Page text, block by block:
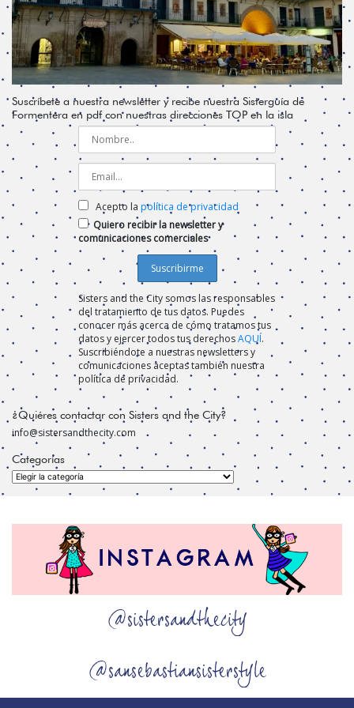
Suscríbete a nuestra newsletter y recibe nuestra Sisterguía de
Formentera en pdf con nuestras direcciones TOP en la isla
Acepto la política de privacidad
Quiero recibir la newsletter y
comunicaciones comerciales
Sisters and the City somos las responsables
del tratamiento de tus datos. Puedes
conocer más acerca de cómo tratamos tus
datos y ejercer todos tus derechosAQUÍ.
Suscribiéndote a nuestras newsletters y
comunicaciones aceptas también nuestra
política de privacidad.
¿Quiéres contactar con Sisters and the City?
info@sistersandthecity.com
Categorías
Categorías
@sistersandthecity
@sansebastiansisterstyle